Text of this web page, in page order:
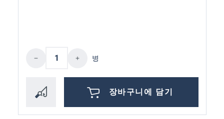
제품 수량: 원하는 값을 입력하거나 버
병
장바구니에 담기